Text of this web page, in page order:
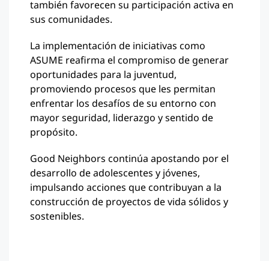
también favorecen su participación activa en
sus comunidades.
La implementación de iniciativas como
ASUME reafirma el compromiso de generar
oportunidades para la juventud,
promoviendo procesos que les permitan
enfrentar los desafíos de su entorno con
mayor seguridad, liderazgo y sentido de
propósito.
Good Neighbors continúa apostando por el
desarrollo de adolescentes y jóvenes,
impulsando acciones que contribuyan a la
construcción de proyectos de vida sólidos y
sostenibles.